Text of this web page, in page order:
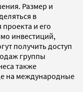
Размер и
в
и его
инвестиций,
получить доступ
группы
также
на международные